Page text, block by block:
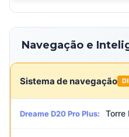
Navegação e
Sistema de navegação
Dreame D20 Pro Plus: Torre